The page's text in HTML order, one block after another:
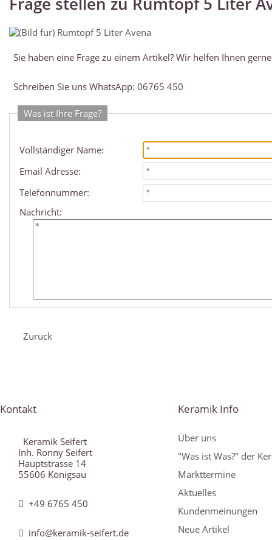
Sie haben eine Frage zu einem Artikel? Wir helfen Ihnen
Schreiben Sie uns WhatsApp: 06765 450
Was ist Ihre Frage?
Vollständiger Name:
Email Adresse:
Telefonnummer:
Nachricht:
Zurück
Kontakt
Keramik Seifert
Inh. Ronny Seifert
Hauptstrasse 14
55606 Königsau
+49 6765 450
info@keramik-seifert.de
Keramik Info
Über uns
"Was ist Was?" der
Markttermine
Aktuelles
Kundenmeinungen
Neue Artikel